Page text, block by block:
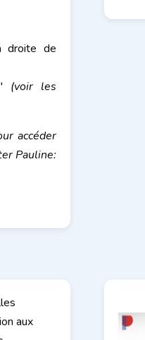
droite de
(voir les
accéder
Pauline:
aux